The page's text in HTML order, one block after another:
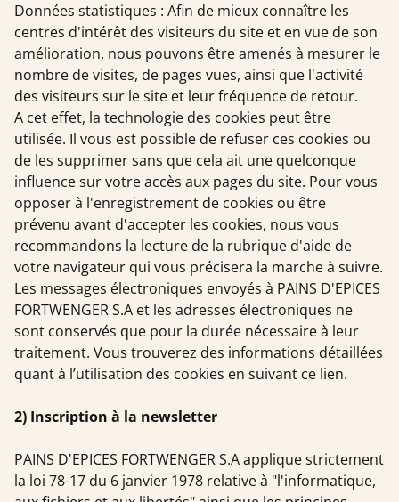
Données statistiques : Afin de mieux connaître les
centres d'intérêt des visiteurs du site et en vue de son
amélioration, nous pouvons être amenés à mesurer le
nombre de visites, de pages vues, ainsi que l'activité
des visiteurs sur le site et leur fréquence de retour.
A cet effet, la technologie des cookies peut être
utilisée. Il vous est possible de refuser ces cookies ou
de les supprimer sans que cela ait une quelconque
influence sur votre accès aux pages du site. Pour vous
opposer à l'enregistrement de cookies ou être
prévenu avant d'accepter les cookies, nous vous
recommandons la lecture de la rubrique d'aide de
votre navigateur qui vous précisera la marche à suivre.
Les messages électroniques envoyés à PAINS D'EPICES
FORTWENGER S.A et les adresses électroniques ne
sont conservés que pour la durée nécessaire à leur
traitement. Vous trouverez des informations détaillées
quant à l’utilisation des cookies en suivant ce lien.
2) Inscription à la newsletter
PAINS D'EPICES FORTWENGER S.A applique strictement
la loi 78-17 du 6 janvier 1978 relative à "l'informatique,